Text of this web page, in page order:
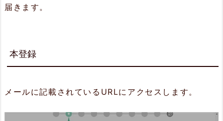
届きます。
本登録
メールに記載されているURLにアクセスします。